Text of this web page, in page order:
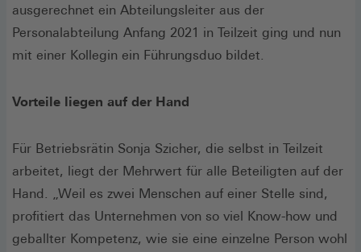
ausgerechnet ein Abteilungsleiter aus der
Personalabteilung Anfang 2021 in Teilzeit ging und nun
mit einer Kollegin ein Führungsduo bildet.
Vorteile liegen auf der Hand
Für Betriebsrätin Sonja Szicher, die selbst in Teilzeit
arbeitet, liegt der Mehrwert für alle Beteiligten auf der
Hand. „Weil es zwei Menschen auf einer Stelle sind,
profitiert das Unternehmen von so viel Know-how und
geballter Kompetenz, wie sie eine einzelne Person wohl